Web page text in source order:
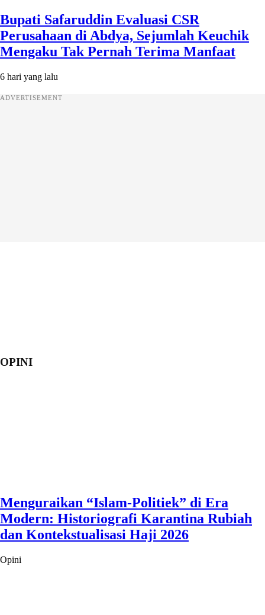
Bupati Safaruddin Evaluasi CSR
Perusahaan di Abdya, Sejumlah Keuchik
Mengaku Tak Pernah Terima Manfaat
6 hari yang lalu
ADVERTISEMENT
OPINI
Menguraikan “Islam-Politiek” di Era
Modern: Historiografi Karantina Rubiah
dan Kontekstualisasi Haji 2026
Opini